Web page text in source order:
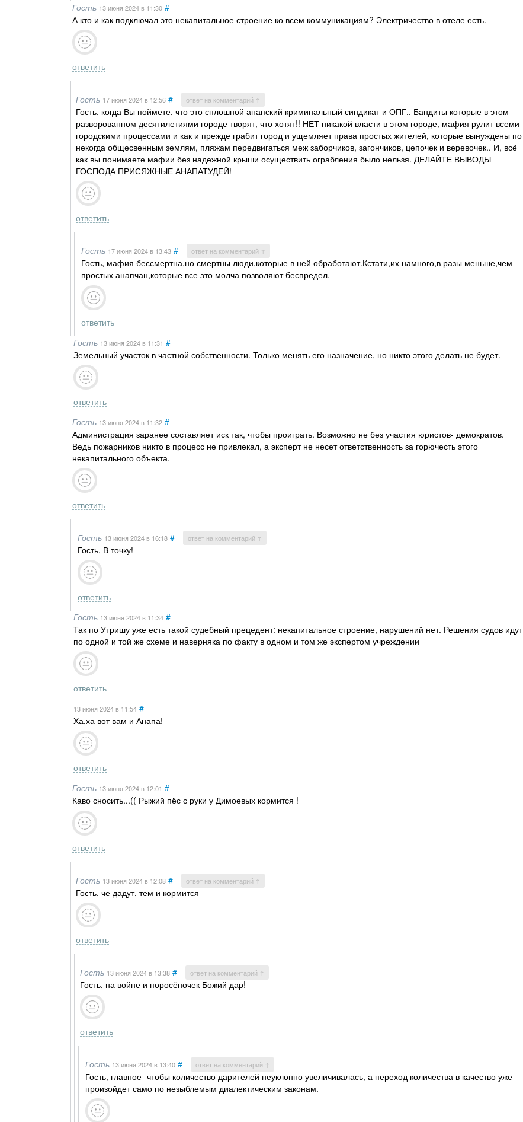
Гость 13 июня 2024в 11:30 #
А кто и как подключал это некапитальное строение ко всем коммуникациям? Электричество в отеле есть.
ответить
Гость 17 июня 2024в 12:56 # ответ на комментарий ↑
Гость, когда Вы поймете, что это сплошной анапский криминальный синдикат и ОПГ.. Бандиты которые в этом
разворованном десятилетиями городе творят, что хотят!! НЕТ никакой власти в этом городе, мафия рулит всеми
городскими процессами и как и прежде грабит город и ущемляет права простых жителей, которые вынуждены по
некогда общесвенным землям, пляжам передвигаться меж заборчиков, загончиков, цепочек и веревочек.. И, всё
как вы понимаете мафии без надежной крыши осуществить ограбления было нельзя. ДЕЛАЙТЕ ВЫВОДЫ
ГОСПОДА ПРИСЯЖНЫЕ АНАПАТУДЕЙ!
ответить
Гость 17 июня 2024в 13:43 # ответ на комментарий ↑
Гость, мафия бессмертна,но смертны люди,которые в ней обработают.Кстати,их намного,в разы меньше,чем
простых анапчан,которые все это молча позволяют беспредел.
ответить
Гость 13 июня 2024в 11:31 #
Земельный участок в частной собственности. Только менять его назначение, но никто этого делать не будет.
ответить
Гость 13 июня 2024в 11:32 #
Администрация заранее составляет иск так, чтобы проиграть. Возможно не без участия юристов- демократов.
Ведь пожарников никто в процесс не привлекал, а эксперт не несет ответственность за горючесть этого
некапитального объекта.
ответить
Гость 13 июня 2024в 16:18 # ответ на комментарий ↑
Гость, В точку!
ответить
Гость 13 июня 2024в 11:34 #
Так по Утришу уже есть такой судебный прецедент: некапитальное строение, нарушений нет. Решения судов идут
по одной и той же схеме и наверняка по факту в одном и том же экспертом учреждении
ответить
13 июня 2024в 11:54 #
Ха,ха вот вам и Анапа!
ответить
Гость 13 июня 2024в 12:01 #
Каво сносить...(( Рыжий пёс с руки у Димоевых кормится !
ответить
Гость 13 июня 2024в 12:08 # ответ на комментарий ↑
Гость, че дадут, тем и кормится
ответить
Гость 13 июня 2024в 13:38 # ответ на комментарий ↑
Гость, на войне и поросёночек Божий дар!
ответить
Гость 13 июня 2024в 13:40 # ответ на комментарий ↑
Гость, главное- чтобы количество дарителей неуклонно увеличивалась, а переход количества в качество уже
произойдет само по незыблемым диалектическим законам.